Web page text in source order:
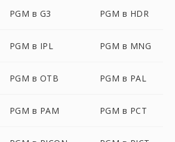
PGM в G3 PGM в HDR
PGM в IPL PGM в MNG
PGM в OTB PGM в PAL
PGM в PAM PGM в PCT